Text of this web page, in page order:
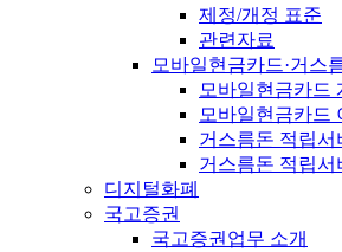
제정/개정 표준
관련자료
모바일현금카드·거스
모바일현금카드
모바일현금카드
거스름돈 적립서
거스름돈 적립서
디지털화폐
국고증권
국고증권업무 소개